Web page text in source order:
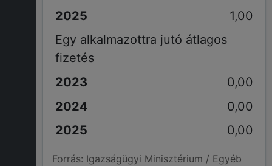
1,00
Egy alkalmazottra jutó átlagos
fizetés
0,00
0,00
0,00
Forrás: Igazságügyi Minisztérium / Egyéb